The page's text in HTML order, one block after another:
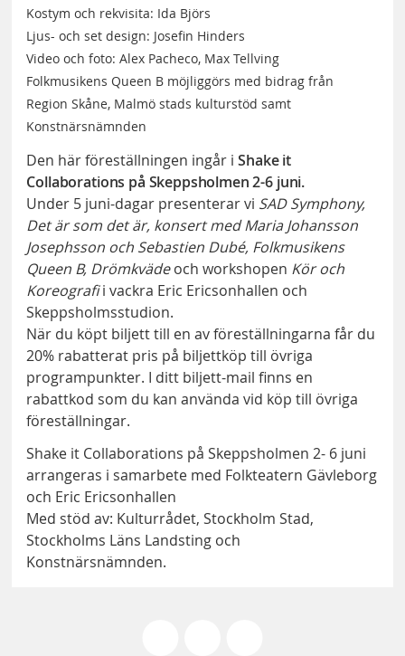
Kostym och rekvisita: Ida Björs
Ljus- och set design: Josefin Hinders
Video och foto: Alex Pacheco, Max Tellving
Folkmusikens Queen B möjliggörs med bidrag från
Region Skåne, Malmö stads kulturstöd samt
Konstnärsnämnden
Den här föreställningen ingår iShake it
Collaborations på Skeppsholmen 2-6 juni.
Under 5 juni-dagar presenterar vi SAD Symphony,
Det är som det är, konsert med Maria Johansson
Josephsson och Sebastien Dubé, Folkmusikens
Queen B, Drömkvädeoch workshopen Kör och
Koreografii vackra Eric Ericsonhallen och
Skeppsholmsstudion.
När du köpt biljett till en av föreställningarna får du
20% rabatterat pris på biljettköp till övriga
programpunkter. I ditt biljett-mail finns en
rabattkod som du kan använda vid köp till övriga
föreställningar.
Shake it Collaborations på Skeppsholmen 2- 6 juni
arrangeras i samarbete med Folkteatern Gävleborg
och Eric Ericsonhallen
Med stöd av: Kulturrådet, Stockholm Stad,
Stockholms Läns Landsting och
Konstnärsnämnden.